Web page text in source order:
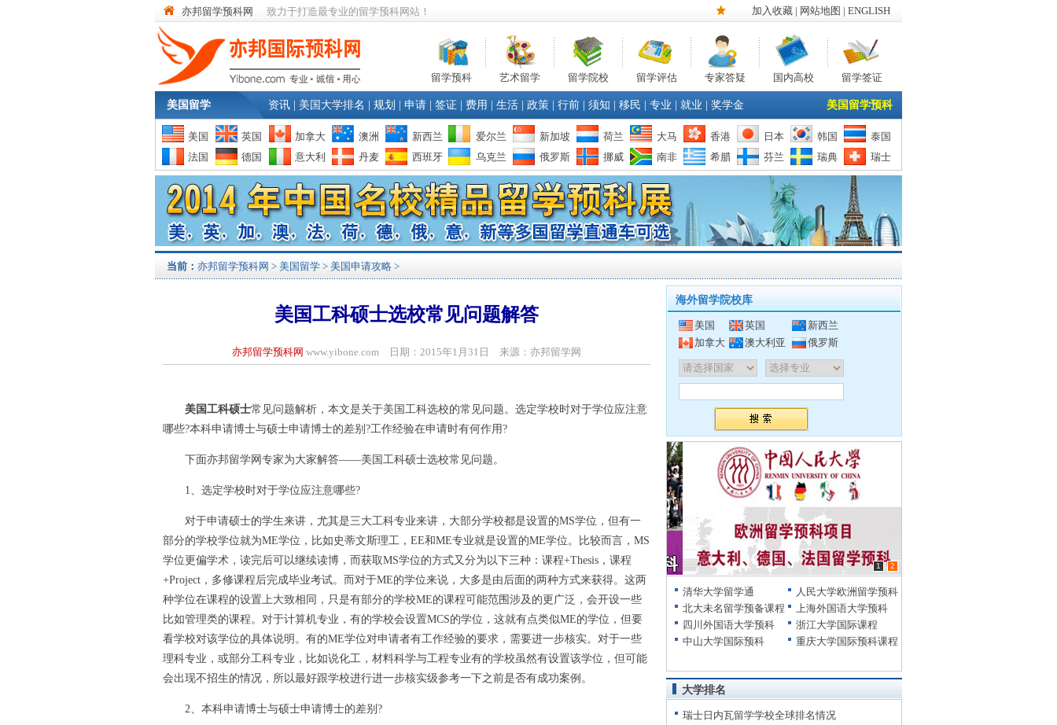
亦邦留学预科网 致力于打造最专业的留学预科网站！ 加入收藏 | 网站地图 | ENGLISH
留学预科 艺术留学 留学院校 留学评估 专家答疑 国内高校 留学签证
美国留学 资讯 美国大学排名 规划 申请 签证 费用 生活 政策 行前 须知 移民 专业 就业 奖学金 美国留学预科
美国 英国 加拿大 澳洲 新西兰 爱尔兰 新加坡 荷兰 大马 香港 日本 韩国
泰国
法国
德国 意大利 丹麦 西班牙 乌克兰 俄罗斯 挪威 南非 希腊 芬兰 瑞典 瑞士
当前： 亦邦留学预科网 > 美国留学 > 美国申请攻略 >
美国工科硕士选校常见问题解答
亦邦留学预科网 www.yibone.com 日期：2015年1月31日 来源：亦邦留学网
美国工科硕士常见问题解析，本文是关于美国工科选校的常见问题。选定学校时对于学位应注意
哪些?本科申请博士与硕士申请博士的差别?工作经验在申请时有何作用?
下面亦邦留学网专家为大家解答——美国工科硕士选校常见问题。
1、选定学校时对于学位应注意哪些?
对于申请硕士的学生来讲，尤其是三大工科专业来讲，大部分学校都是设置的MS学位，但有一
部分的学校学位就为ME学位，比如史蒂文斯理工，EE和ME专业就是设置的ME学位。比较而言，MS
学位更偏学术，读完后可以继续读博，而获取MS学位的方式又分为以下三种：课程+Thesis，课程
+Project，多修课程后完成毕业考试。而对于ME的学位来说，大多是由后面的两种方式来获得。这两
种学位在课程的设置上大致相同，只是有部分的学校ME的课程可能范围涉及的更广泛，会开设一些
比如管理类的课程。对于计算机专业，有的学校会设置MCS的学位，这就有点类似ME的学位，但要
看学校对该学位的具体说明。有的ME学位对申请者有工作经验的要求，需要进一步核实。对于一些
理科专业，或部分工科专业，比如说化工，材料科学与工程专业有的学校虽然有设置该学位，但可能
会出现不招生的情况，所以最好跟学校进行进一步核实级参考一下之前是否有成功案例。
2、本科申请博士与硕士申请博士的差别?
海外留学院校库
美国 英国
新西兰
加拿大
澳大利亚 俄罗斯
1 2
清华大学留学通
人民大学欧洲留学预科
北大未名留学预备课程
上海外国语大学预科
四川外国语大学预科
浙江大学国际课程
中山大学国际预科
重庆大学国际预科课程
大学排名
瑞士日内瓦留学学校全球排名情况